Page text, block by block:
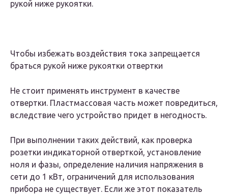
рукой ниже рукоятки.
Чтобы избежать воздействия тока запрещается
браться рукой ниже рукоятки отвертки
Не стоит применять инструмент в качестве
отвертки. Пластмассовая часть может повредиться,
вследствие чего устройство придет в негодность.
При выполнении таких действий, как проверка
розетки индикаторной отверткой, установление
ноля и фазы, определение наличия напряжения в
сети до 1 кВт, ограничений для использования
прибора не существует. Если же этот показатель